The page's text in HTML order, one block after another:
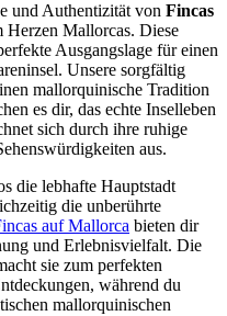
und Authentizität von Fincas
Herzen Mallorcas. Diese
Ausgangslage für einen
Unsere sorgfältig
mallorquinische Tradition
es dir, das echte Inselleben
sich durch ihre ruhige
aus.
die lebhafte Hauptstadt
die unberührte
auf Mallorca bieten dir
und Erlebnisvielfalt. Die
sie zum perfekten
während du
mallorquinischen